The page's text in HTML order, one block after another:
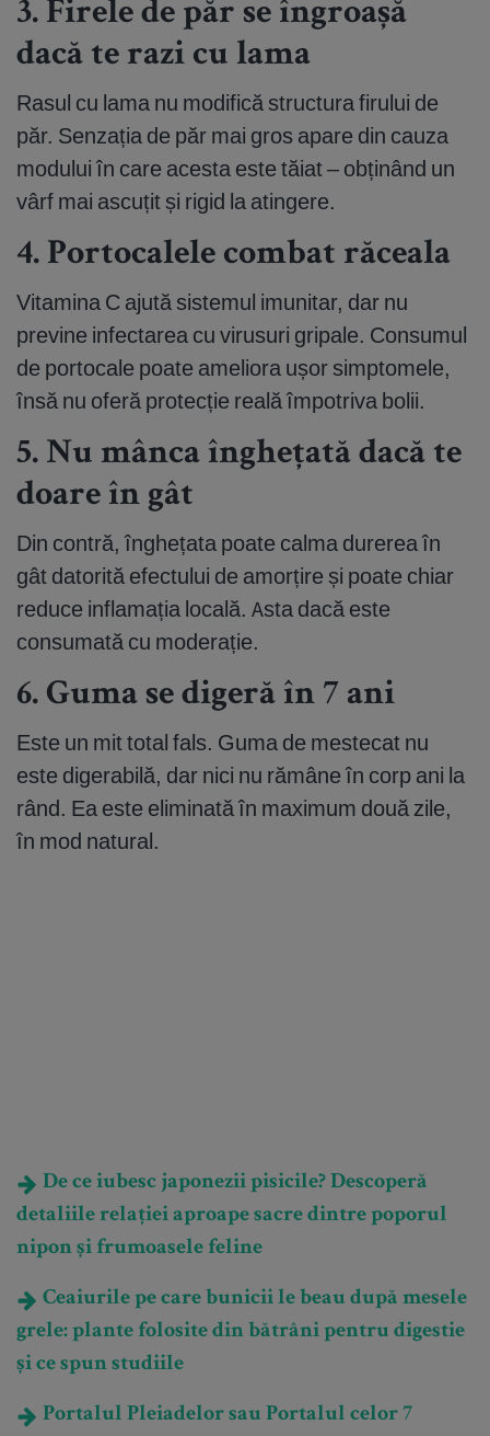
3. Firele de păr se îngroașă
dacă te razi cu lama
Rasul cu lama nu modifică structura firului de
păr. Senzația de păr mai gros apare din cauza
modului în care acesta este tăiat – obținând un
vârf mai ascuțit și rigid la atingere.
4. Portocalele combat răceala
Vitamina C ajută sistemul imunitar, dar nu
previne infectarea cu virusuri gripale. Consumul
de portocale poate ameliora ușor simptomele,
însă nu oferă protecție reală împotriva bolii.
5. Nu mânca înghețată dacă te
doare în gât
Din contră, înghețata poate calma durerea în
gât datorită efectului de amorțire și poate chiar
reduce inflamația locală. Asta dacă este
consumată cu moderație.
6. Guma se digeră în 7 ani
Este un mit total fals. Guma de mestecat nu
este digerabilă, dar nici nu rămâne în corp ani la
rând. Ea este eliminată în maximum două zile,
în mod natural.
De ce iubesc japonezii pisicile? Descoperă
detaliile relației aproape sacre dintre poporul
nipon și frumoasele feline
Ceaiurile pe care bunicii le beau după mesele
grele: plante folosite din bătrâni pentru digestie
și ce spun studiile
Portalul Pleiadelor sau Portalul celor 7